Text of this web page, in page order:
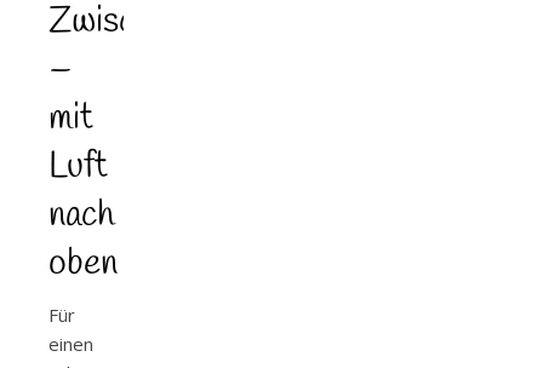
Zwischendurch
–
mit
Luft
nach
oben
Für
einen